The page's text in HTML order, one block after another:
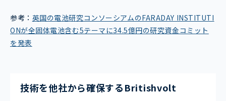
参考： 英国の電池研究コンソーシアムのFARADAY INSTITUTI
ONが全固体電池含む5テーマに34.5億円の研究資金コミット
を発表
技術を他社から確保するBritishvolt